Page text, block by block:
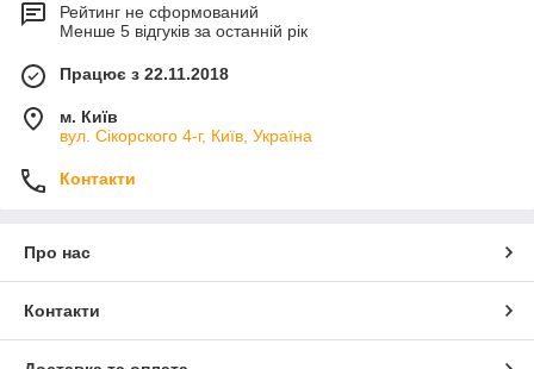
Рейтинг не сформований
Менше 5 відгуків за останній рік
Працює з 22.11.2018
м. Київ
вул. Сікорского 4-г, Київ, Україна
Контакти
Про нас
Контакти